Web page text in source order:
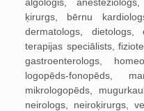
ķirurgs, bērnu
dermatologs, dietologs,
terapijas speciālists,
gastroenterologs,
logopēds-fonopēds,
mikrologopēds,
neirologs, neiroķirurgs,